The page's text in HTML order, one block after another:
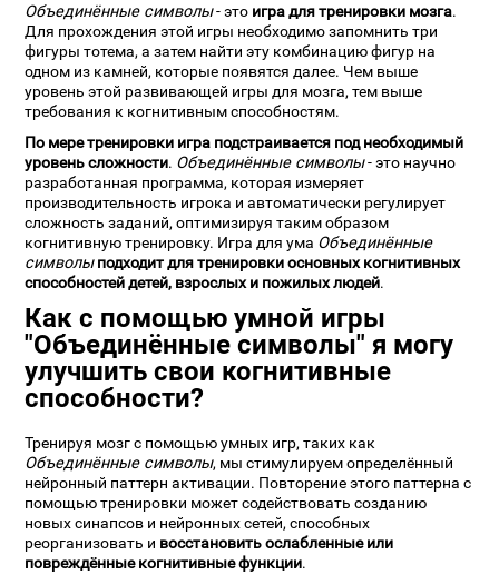
Объединённые символы- это игра для тренировки мозга.
Для прохождения этой игры необходимо запомнить три
фигуры тотема, а затем найти эту комбинацию фигур на
одном из камней, которые появятся далее. Чем выше
уровень этой развивающей игры для мозга, тем выше
требования к когнитивным способностям.
По мере тренировки игра подстраивается под необходимый
уровень сложности. Объединённые символы- это научно
разработанная программа, которая измеряет
производительность игрока и автоматически регулирует
сложность заданий, оптимизируя таким образом
когнитивную тренировку. Игра для ума Объединённые
символы подходит для тренировки основных когнитивных
способностей детей, взрослых и пожилых людей.
Как с помощью умной игры
"Объединённые символы" я могу
улучшить свои когнитивные
способности?
Тренируя мозг с помощью умных игр, таких как
Объединённые символы, мы стимулируем определённый
нейронный паттерн активации. Повторение этого паттерна с
помощью тренировки может содействовать созданию
новых синапсов и нейронных сетей, способных
реорганизовать и восстановить ослабленные или
повреждённые когнитивные функции.